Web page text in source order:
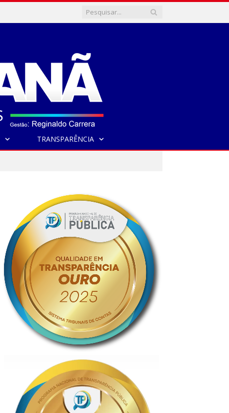
TRANSPARÊNCIA